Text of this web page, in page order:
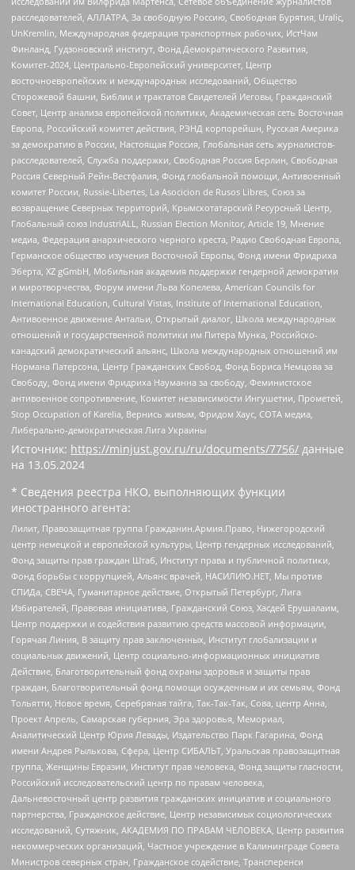
расследователей, АЛЛАТРА, За свободную Россию, Свободная Бурятия, Uralic,
UnKremlin, Международная федерация транспортных рабочих, ИстЧам
Финланд, Гудзоновский институт, Фонд Демократического Развития,
Комитет-2024, Центрально-Европейский университет, Центр
восточноевропейских и международных исследований, Общество
Сторожевой башни, Библии и трактатов Свидетелей Иеговы, Гражданский
Совет, Центр анализа европейской политики, Академическая сеть Восточная
Европа, Российский комитет действия, РЭНД корпорейшн, Русская Америка
за демократию в России, Настоящая Россия, Глобальная сеть журналистов-
расследователей, Служба поддержки, Свободная Россия Берлин, Свободная
Россия Северный Рейн-Вестфалия, Фонд глобальной помощи, Антивоенный
комитет России, Russie-Libertes, La Asocicion de Rusos Libres, Союз за
возвращение Северных территорий, Крымскотатарский Ресурсный Центр,
Глобальный союз IndustriALL, Russian Election Monitor, Article 19, Мнение
медиа, Федерация анархического черного креста, Радио Свободная Европа,
Германское общество изучения Восточной Европы, Фонд имени Фридриха
Эберта, XZ gGmbH, Мобильная академия поддержки гендерной демократии
и миротворчества, Форум имени Льва Копелева, American Councils for
International Education, Cultural Vistas, Institute of International Education,
Антивоенное движение Антальи, Открытый диалог, Школа международных
отношений и государственной политики им Питера Мунка, Российско-
канадский демократический альянс, Школа международных отношений им
Нормана Патерсона, Центр Гражданских Свобод, Фонд Бориса Немцова за
Свободу, Фонд имени Фридриха Науманна за свободу, Феминистское
антивоенное сопротивление, Комитет независимости Ингушетии, Прометей,
Stop Occupation of Karelia, Вернись живым, Фридом Хаус, СОТА медиа,
Либерально-демократическая Лига Украины
Источник: https://minjust.gov.ru/ru/documents/7756/ данные
на 13.05.2024
* Сведения реестра НКО, выполняющих функции
иностранного агента:
Лилит, Правозащитная группа Гражданин.Армия.Право, Нижегородский
центр немецкой и европейской культуры, Центр гендерных исследований,
Фонд защиты прав граждан Штаб, Институт права и публичной политики,
Фонд борьбы с коррупцией, Альянс врачей, НАСИЛИЮ.НЕТ, Мы против
СПИДа, СВЕЧА, Гуманитарное действие, Открытый Петербург, Лига
Избирателей, Правовая инициатива, Гражданский Союз, Хасдей Ерушалаим,
Центр поддержки и содействия развитию средств массовой информации,
Горячая Линия, В защиту прав заключенных, Институт глобализации и
социальных движений, Центр социально-информационных инициатив
Действие, Благотворительный фонд охраны здоровья и защиты прав
граждан, Благотворительный фонд помощи осужденным и их семьям, Фонд
Тольятти, Новое время, Серебряная тайга, Так-Так-Так, Сова, центр Анна,
Проект Апрель, Самарская губерния, Эра здоровья, Мемориал,
Аналитический Центр Юрия Левады, Издательство Парк Гагарина, Фонд
имени Андрея Рылькова, Сфера, Центр СИБАЛЬТ, Уральская правозащитная
группа, Женщины Евразии, Институт прав человека, Фонд защиты гласности,
Российский исследовательский центр по правам человека,
Дальневосточный центр развития гражданских инициатив и социального
партнерства, Гражданское действие, Центр независимых социологических
исследований, Сутяжник, АКАДЕМИЯ ПО ПРАВАМ ЧЕЛОВЕКА, Центр развития
некоммерческих организаций, Частное учреждение в Калининграде Совета
Министров северных стран, Гражданское содействие, Трансперенси